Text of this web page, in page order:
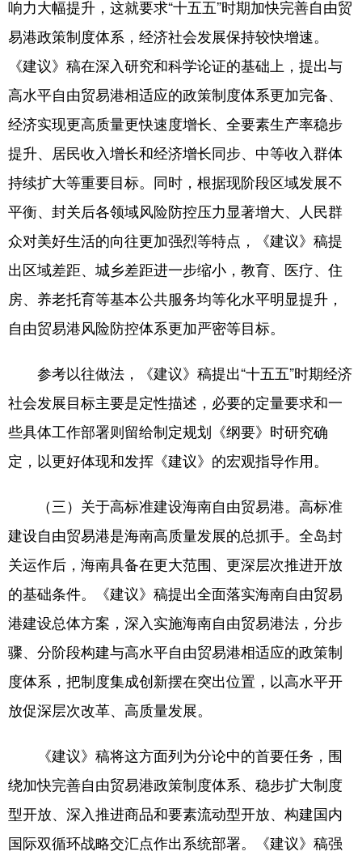
响力大幅提升，这就要求“十五五”时期加快完善自由贸
易港政策制度体系，经济社会发展保持较快增速。
《建议》稿在深入研究和科学论证的基础上，提出与
高水平自由贸易港相适应的政策制度体系更加完备、
经济实现更高质量更快速度增长、全要素生产率稳步
提升、居民收入增长和经济增长同步、中等收入群体
持续扩大等重要目标。同时，根据现阶段区域发展不
平衡、封关后各领域风险防控压力显著增大、人民群
众对美好生活的向往更加强烈等特点，《建议》稿提
出区域差距、城乡差距进一步缩小，教育、医疗、住
房、养老托育等基本公共服务均等化水平明显提升，
自由贸易港风险防控体系更加严密等目标。
参考以往做法，《建议》稿提出“十五五”时期经济
社会发展目标主要是定性描述，必要的定量要求和一
些具体工作部署则留给制定规划《纲要》时研究确
定，以更好体现和发挥《建议》的宏观指导作用。
（三）关于高标准建设海南自由贸易港。高标准
建设自由贸易港是海南高质量发展的总抓手。全岛封
关运作后，海南具备在更大范围、更深层次推进开放
的基础条件。《建议》稿提出全面落实海南自由贸易
港建设总体方案，深入实施海南自由贸易港法，分步
骤、分阶段构建与高水平自由贸易港相适应的政策制
度体系，把制度集成创新摆在突出位置，以高水平开
放促深层次改革、高质量发展。
《建议》稿将这方面列为分论中的首要任务，围
绕加快完善自由贸易港政策制度体系、稳步扩大制度
型开放、深入推进商品和要素流动型开放、构建国内
国际双循环战略交汇点作出系统部署。《建议》稿强